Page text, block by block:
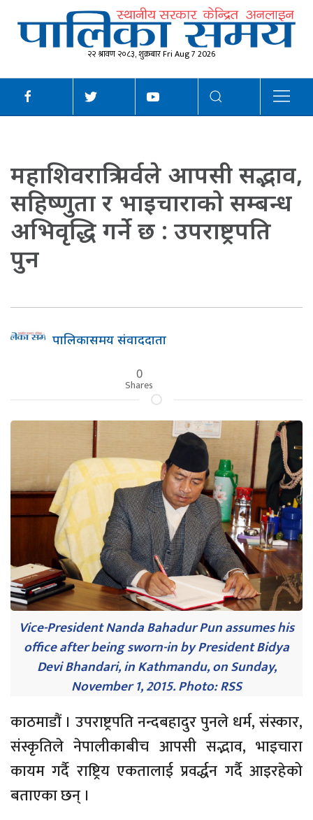
२२ श्रावण २०८३, शुक्रबार Fri Aug 7 2026
महाशिवरात्रि पर्वले आपसी सद्भाव,
सहिष्णुता र भाइचाराको सम्बन्ध
अभिवृद्धि गर्ने छ : उपराष्ट्रपति
पुन
पालिकासमय संवाददाता
0
Shares
Vice-President Nanda Bahadur Pun assumes his
office after being sworn-in by President Bidya
Devi Bhandari, in Kathmandu, on Sunday,
November 1, 2015. Photo: RSS
काठमाडौं । उपराष्ट्रपति नन्दबहादुर पुनले धर्म, संस्कार,
संस्कृतिले नेपालीकाबीच आपसी सद्भाव, भाइचारा
कायम गर्दै राष्ट्रिय एकतालाई प्रवर्द्धन गर्दै आइरहेको
बताएका छन् ।